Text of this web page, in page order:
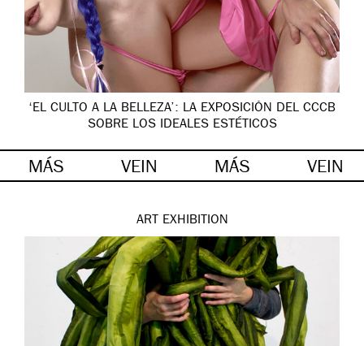
‘EL CULTO A LA BELLEZA’: LA EXPOSICIÓN DEL CCCB
SOBRE LOS IDEALES ESTÉTICOS
MÁS VEIN MÁS VEIN
ART EXHIBITION